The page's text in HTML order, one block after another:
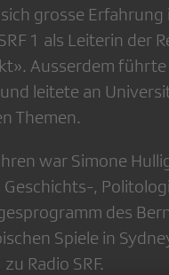
grosse
1 als Leiterin der
Ausserdem
leitete an
Themen.
war Simone
Geschichts-,
des
Spiele in
Radio SRF.